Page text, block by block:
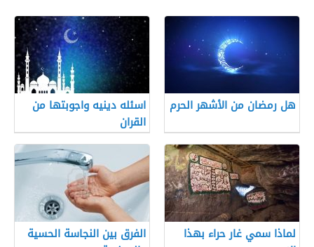
هل رمضان من الأشهر الحرم
اسئله دينيه واجوبتها من
القران
لماذا سمي غار حراء بهذا
الفرق بين النجاسة الحسية